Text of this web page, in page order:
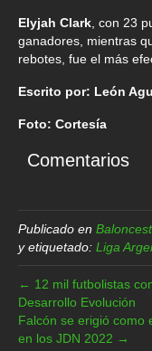
Elyjah Clark, con 23
ganadores, mientras
rebotes, fue el más
Escrito por: León
Foto: Cortesía
Comentarios
Publicado en
y etiquetado: Liga
← 12 mil futbolistas
Desarrollo Evolución
Falcón se erigió como
en los JDN 2022 →